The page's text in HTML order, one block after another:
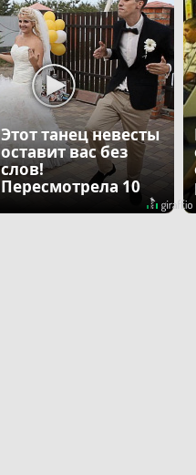
Этот танец невесты
оставит вас без
слов!
Пересмотрела 10